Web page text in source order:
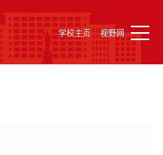
学校主页 视野网